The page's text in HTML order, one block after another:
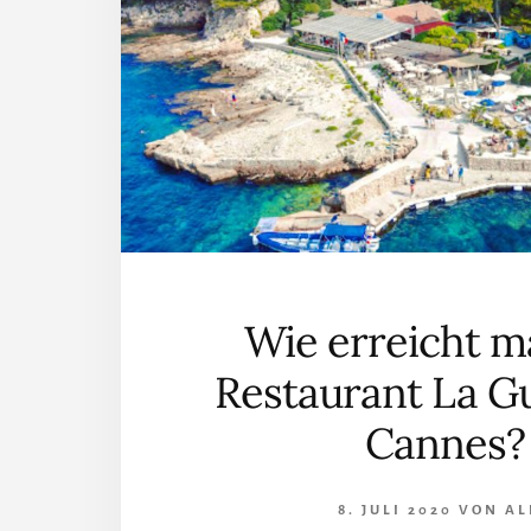
Wie erreicht
Restaurant La
Cannes?
8. JULI 2020 VON